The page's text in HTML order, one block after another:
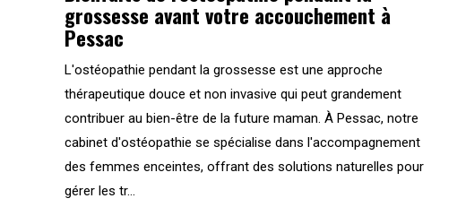
grossesse avant votre accouchement à
Pessac
L'ostéopathie pendant la grossesse est une approche
thérapeutique douce et non invasive qui peut grandement
contribuer au bien-être de la future maman. À Pessac, notre
cabinet d'ostéopathie se spécialise dans l'accompagnement
des femmes enceintes, offrant des solutions naturelles pour
gérer les tr...